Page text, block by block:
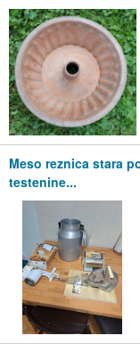
Meso reznica stara
testenine...